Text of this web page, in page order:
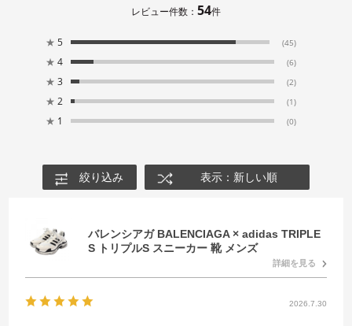
レビュー件数： 54件
★ 5 (45)
★ 4 (6)
★ 3 (2)
★ 2 (1)
★ 1 (0)
絞り込み 表示：新しい順
バレンシアガ BALENCIAGA × adidas TRIPLE
S トリプルS スニーカー 靴 メンズ
詳細を見る
2026.7.30